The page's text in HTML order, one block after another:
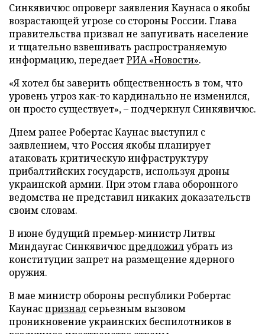
Синкявичюс опроверг заявления Каунаса о якобы
возрастающей угрозе со стороны России. Глава
правительства призвал не запугивать население
и тщательно взвешивать распространяемую
информацию, передаетРИА «Новости».
«Я хотел бы заверить общественность в том, что
уровень угроз как-то кардинально не изменился,
он просто существует», – подчеркнул Синкявичюс.
Днем ранее Робертас Каунас выступил с
заявлением, что Россия якобы планирует
атаковать критическую инфраструктуру
прибалтийских государств, используя дроны
украинской армии. При этом глава оборонного
ведомства не представил никаких доказательств
своим словам.
В июне будущий премьер-министр Литвы
Миндаугас Синкявичюспредложилубрать из
конституции запрет на размещение ядерного
оружия.
В мае министр обороны республики Робертас
Каунаспризнал серьезным вызовом
проникновение украинских беспилотников в